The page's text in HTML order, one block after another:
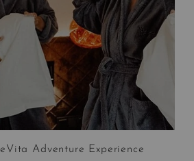
Adventure Experience